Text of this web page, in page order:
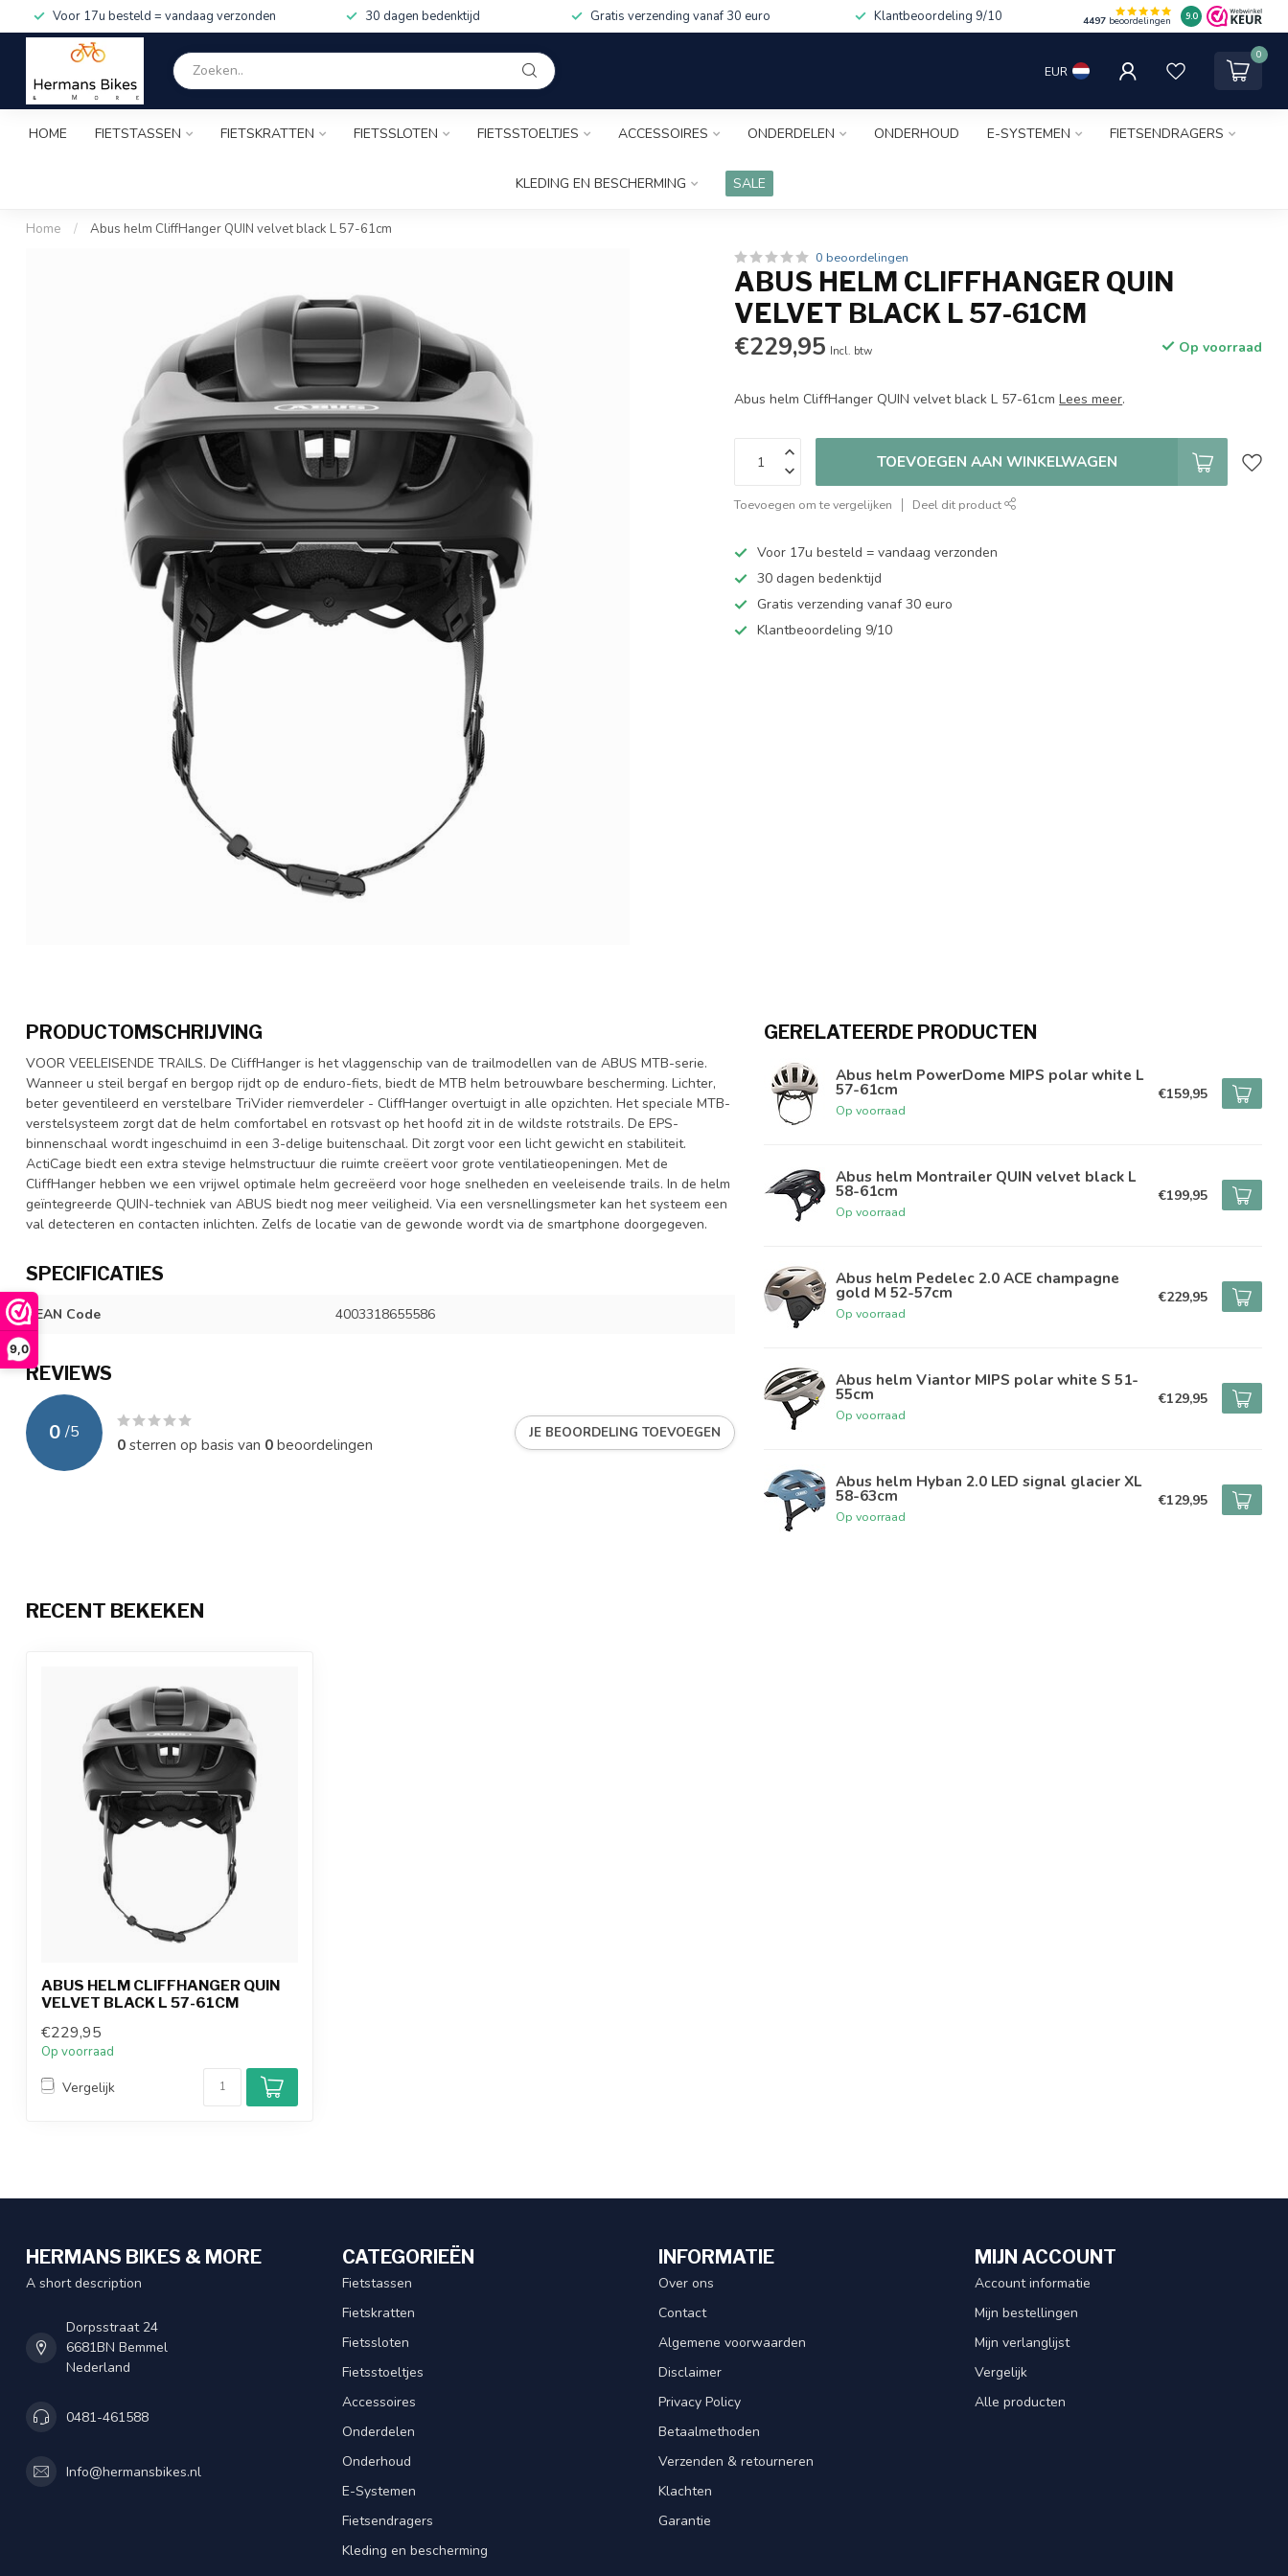
9,0
Voor 17u besteld = vandaag verzonden 30 dagen bedenktijd Gratis verzending vanaf 30 euro Klantbeoordeling 9/10 4497beoordelingen 9.0
EUR
0
HOME FIETSTASSEN FIETSKRATTEN FIETSSLOTEN FIETSSTOELTJES ACCESSOIRES ONDERDELEN ONDERHOUD E-SYSTEMEN FIETSENDRAGERS
KLEDING EN BESCHERMING SALE
Home / Abus helm CliffHanger QUIN velvet black L 57-61cm
0 beoordelingen
ABUS HELM CLIFFHANGER QUIN
VELVET BLACK L 57-61CM
€229,95 Incl. btw Op voorraad
Abus helm CliffHanger QUIN velvet black L 57-61cmLees meer.
TOEVOEGEN AAN WINKELWAGEN
Toevoegen om te vergelijken Deel dit product
Voor 17u besteld = vandaag verzonden
30 dagen bedenktijd
Gratis verzending vanaf 30 euro
Klantbeoordeling 9/10
PRODUCTOMSCHRIJVING
VOOR VEELEISENDE TRAILS. De CliffHanger is het vlaggenschip van de trailmodellen van de ABUS MTB-serie.
Wanneer u steil bergaf en bergop rijdt op de enduro-fiets, biedt de MTB helm betrouwbare bescherming. Lichter,
beter geventileerd en verstelbare TriVider riemverdeler - CliffHanger overtuigt in alle opzichten. Het speciale MTB-
verstelsysteem zorgt dat de helm comfortabel en rotsvast op het hoofd zit in de wildste rotstrails. De EPS-
binnenschaal wordt ingeschuimd in een 3-delige buitenschaal. Dit zorgt voor een licht gewicht en stabiliteit.
ActiCage biedt een extra stevige helmstructuur die ruimte creëert voor grote ventilatieopeningen. Met de
CliffHanger hebben we een vrijwel optimale helm gecreëerd voor hoge snelheden en veeleisende trails. In de helm
geïntegreerde QUIN-techniek van ABUS biedt nog meer veiligheid. Via een versnellingsmeter kan het systeem een
val detecteren en contacten inlichten. Zelfs de locatie van de gewonde wordt via de smartphone doorgegeven.
SPECIFICATIES
EAN Code 4003318655586
REVIEWS
0 /5
0sterren op basis van 0beoordelingen
JE BEOORDELING TOEVOEGEN
GERELATEERDE PRODUCTEN
Abus helm PowerDome MIPS polar white L
57-61cm
Op voorraad
€159,95
Abus helm Montrailer QUIN velvet black L
58-61cm
Op voorraad
€199,95
Abus helm Pedelec 2.0 ACE champagne
gold M 52-57cm
Op voorraad
€229,95
Abus helm Viantor MIPS polar white S 51-
55cm
Op voorraad
€129,95
Abus helm Hyban 2.0 LED signal glacier XL
58-63cm
Op voorraad
€129,95
RECENT BEKEKEN
ABUS HELM CLIFFHANGER QUIN
VELVET BLACK L 57-61CM
€229,95
Op voorraad
Vergelijk
HERMANS BIKES & MORE
A short description
Dorpsstraat 24
6681BN Bemmel
Nederland
0481-461588
Info@hermansbikes.nl
CATEGORIEËN
Fietstassen
Fietskratten
Fietssloten
Fietsstoeltjes
Accessoires
Onderdelen
Onderhoud
E-Systemen
Fietsendragers
Kleding en bescherming
INFORMATIE
Over ons
Contact
Algemene voorwaarden
Disclaimer
Privacy Policy
Betaalmethoden
Verzenden & retourneren
Klachten
Garantie
MIJN ACCOUNT
Account informatie
Mijn bestellingen
Mijn verlanglijst
Vergelijk
Alle producten